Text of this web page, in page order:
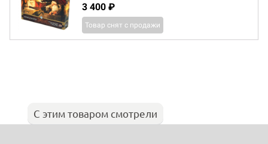
3 400 ₽
Товар снят с продажи
С этим товаром смотрели